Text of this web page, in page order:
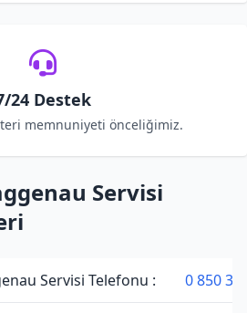
24 Destek
memnuniyeti önceliğimiz.
Servisi
Servisi Telefonu : 0 850